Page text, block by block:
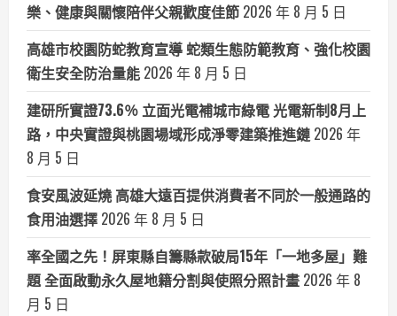
樂、健康與關懷陪伴父親歡度佳節 2026 年 8 月 5 日
高雄市校園防蛇教育宣導 蛇類生態防範教育、強化校園
衛生安全防治量能 2026 年 8 月 5 日
建研所實證73.6％ 立面光電補城市綠電 光電新制8月上
路，中央實證與桃園場域形成淨零建築推進鏈 2026 年
8 月 5 日
食安風波延燒 高雄大遠百提供消費者不同於一般通路的
食用油選擇 2026 年 8 月 5 日
率全國之先！屏東縣自籌縣款破局15年「一地多屋」難
題 全面啟動永久屋地籍分割與使照分照計畫 2026 年 8
月 5 日